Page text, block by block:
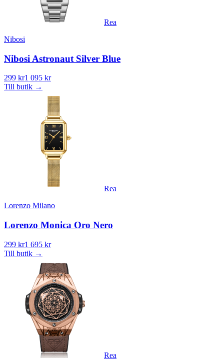
Rea
Nibosi
Nibosi Astronaut Silver Blue
299 kr1 095 kr
Till butik →
Rea
Lorenzo Milano
Lorenzo Monica Oro Nero
299 kr1 695 kr
Till butik →
Rea